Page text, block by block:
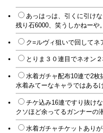
あっはっは、引くに引け
残り石6000、笑うしかねーや
ク=ルヴィ狙いで回して
とりま３０連目でネオン
水着ガチャ配布10連で2枚
水着みてーなキャラではある
チケ込み16連ですり抜け
クソほど余ってるガンナーの
水着ガチャチケットありが